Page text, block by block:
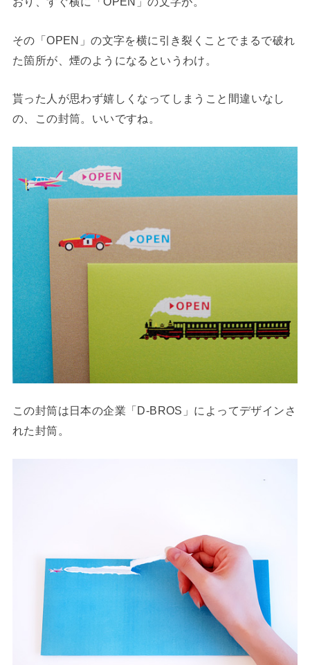
その「OPEN」の文字を横に引き裂くことでまるで破れ
た箇所が、煙のようになるというわけ。
貰った人が思わず嬉しくなってしまうこと間違いなし
の、この封筒。いいですね。
この封筒は日本の企業「D-BROS」によってデザインさ
れた封筒。